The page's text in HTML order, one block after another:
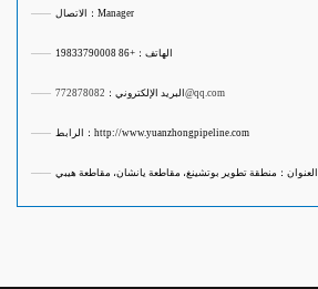
—— الاتصال：Manager
—— الهاتف：+86 19833790008
—— البريد الإلكتروني：772878082@qq.com
—— الرابط：http://www.yuanzhongpipeline.com
—— العنوان：منطقة تطوير بوتشينغ، مقاطعة يانشان، مقاطعة هيبي